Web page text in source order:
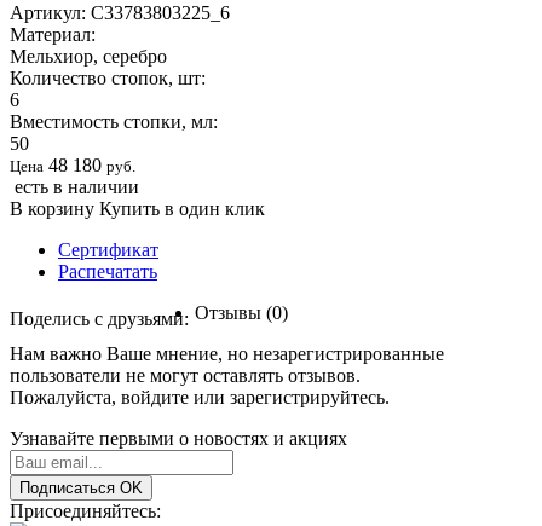
Артикул: С33783803225_6
Материал:
Мельхиор, серебро
Количество стопок, шт:
6
Вместимость стопки, мл:
50
Цена 48 180 руб.
есть в наличии
В корзину Купить в один клик
Сертификат
Распечатать
Поделись с друзьями: Отзывы (0)
Нам важно Ваше мнение, но незарегистрированные
пользователи не могут оставлять отзывов.
Пожалуйста, войдите или зарегистрируйтесь.
Узнавайте первыми о новостях и акциях
Подписаться OK
Присоединяйтесь: